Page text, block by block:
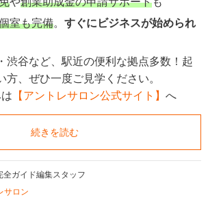
室も完備。 すぐにビジネスが始められ
渋谷など、駅近の便利な拠点多数！起
方、ぜひ一度ご見学ください。
【アントレサロン公式サイト】 へ
続きを読む
ガイド編集スタッフ
サロン